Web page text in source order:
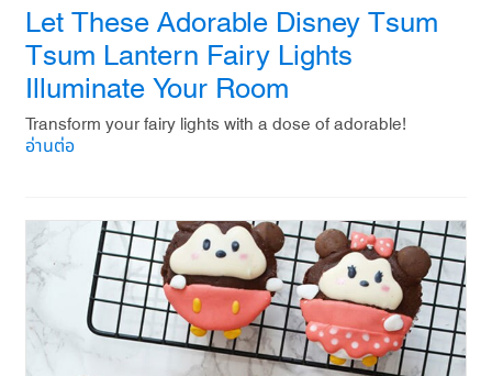
Let These Adorable Disney Tsum
Tsum Lantern Fairy Lights
Illuminate Your Room
Transform your fairy lights with a dose of adorable!
อ่านต่อ